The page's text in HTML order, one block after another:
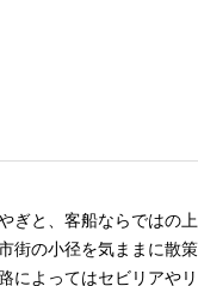
ぎと、客船ならではの
街の小径を気ままに散
よってはセビリアや